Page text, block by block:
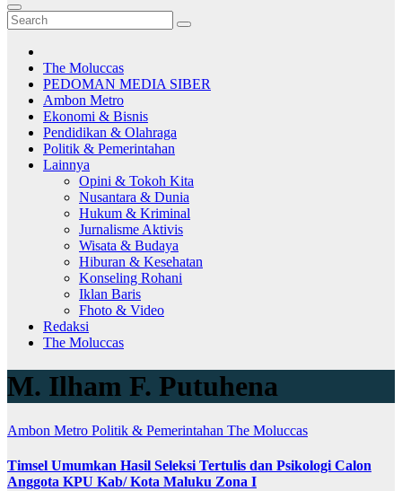
The Moluccas
PEDOMAN MEDIA SIBER
Ambon Metro
Ekonomi & Bisnis
Pendidikan & Olahraga
Politik & Pemerintahan
Lainnya
Opini & Tokoh Kita
Nusantara & Dunia
Hukum & Kriminal
Jurnalisme Aktivis
Wisata & Budaya
Hiburan & Kesehatan
Konseling Rohani
Iklan Baris
Fhoto & Video
Redaksi
The Moluccas
M. Ilham F. Putuhena
Ambon Metro Politik & Pemerintahan The Moluccas
Timsel Umumkan Hasil Seleksi Tertulis dan Psikologi Calon
Anggota KPU Kab/ Kota Maluku Zona I